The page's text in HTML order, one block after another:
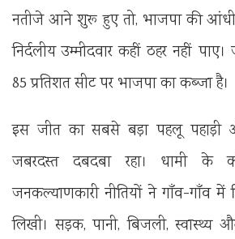
नतीजे आने शुरू हुए तो, भाजपा की
निर्दलीय उम्मीदवार कहीं ठहर नहीं
85 प्रतिशत सीट पर भाजपा का कब्जा है।
इस जीत का सबसे बड़ा पहलू पहाड़ी
जबरदस्त दबदबा रहा। धामी के
जनकल्याणकारी नीतियों ने गाँव-गाँव में
लिखी। सड़क, पानी, बिजली, स्वास्थ्य